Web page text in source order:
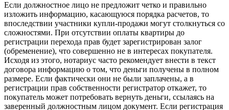
Если должностное лицо не предложит четко и правильно
изложить информацию, касающуюся порядка расчетов, то
впоследствии участники купли-продажи могут столкнуться со
сложностями. При отсутствии оплаты квартиры до
регистрации перехода прав будет зарегистрирован залог
(обременение), что совершенно не в интересах покупателя.
Исходя из этого, нотариус часто рекомендует внести в текст
договора информацию о том, что деньги получены в полном
размере. Если фактически они не были заплачены, а в
регистрации прав собственности регистратор откажет, то
покупатель может потребовать вернуть деньги, ссылаясь на
заверенный должностным лицом документ. Если регистрация